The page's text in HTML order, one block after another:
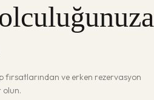
fırsatlarından ve erken rezervasyon
olun.